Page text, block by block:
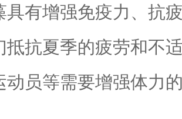
具有增强免疫力、抗
抵抗夏季的疲劳和不
动员等需要增强体力